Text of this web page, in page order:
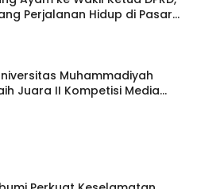
Perjalanan Hidup di Pasar
Muhammadiyah
Juara II Kompetisi Media
Digital Tingkat Internasional